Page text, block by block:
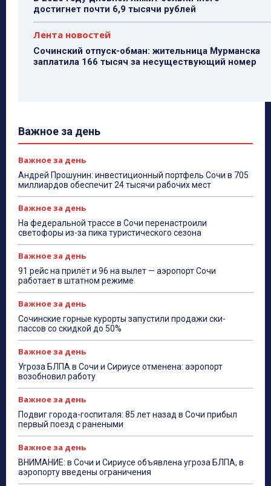
достигнет почти 6,9 тысячи рублей
Лента новостей
Сочинский отпуск-обман: жительница Мурманска
заплатила 166 тысяч за несуществующий номер
Важное за день
Важное за день
Андрей Прошунин: инвестиционный портфель Сочи в 705
миллиардов обеспечит 24 тысячи рабочих мест
Важное за день
На федеральной трассе в Сочи перенастроили
светофоры из-за пика туристического сезона
Важное за день
91 рейс на прилёт и 96 на вылет — аэропорт Сочи
работает в штатном режиме
Важное за день
Сочинские горные курорты запустили продажи ски-
пассов со скидкой до 50%
Важное за день
Угроза БЛПА в Сочи и Сириусе отменена: аэропорт
возобновил работу
Важное за день
Подвиг города-госпиталя: 85 лет назад в Сочи прибыл
первый поезд с ранеными
Важное за день
ВНИМАНИЕ: в Сочи и Сириусе объявлена угроза БЛПА, в
аэропорту введены ограничения